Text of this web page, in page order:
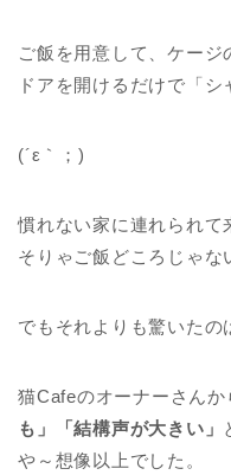
ご飯を用意して、ケー
ドアを開けるだけで「シ
(´ε｀；)
慣れない家に連れられて
そりゃご飯どころじゃな
でもそれよりも驚いたの
猫Cafeのオーナーさんか
も」「結構声が大きい」
や～想像以上でした。